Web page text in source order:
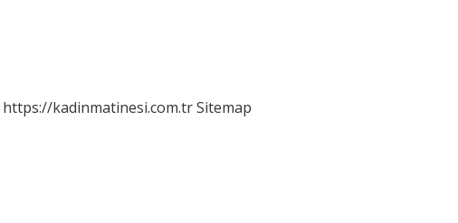
https://kadinmatinesi.com.trSitemap